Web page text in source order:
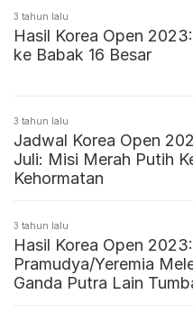
3 tahun lalu
Hasil Korea Open
ke Babak 16 Besar
3 tahun lalu
Jadwal Korea Open
Juli: Misi Merah Putih
Kehormatan
3 tahun lalu
Hasil Korea Open 2023:
Pramudya/Yeremia
Ganda Putra Lain